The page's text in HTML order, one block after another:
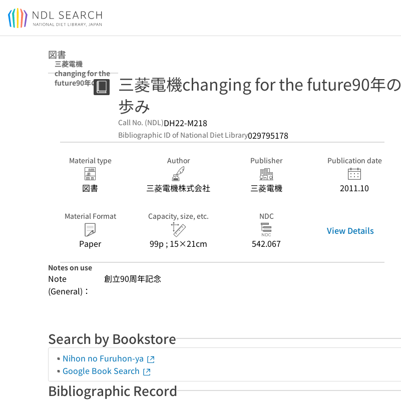
Jump to main content
図書
三菱電機
changing for the
future90年の歩
三菱電機changing for the future90年の
歩み
Call No. (NDL)DH22-M218
Bibliographic ID of National Diet Library029795178
Material type
図書
Author
三菱電機株式会社
Publisher
三菱電機
Publication date
2011.10
Material Format
Paper
Capacity, size, etc.
99p ; 15×21cm
NDC
542.067
View Details
Notes on use
Note
(General)：
創立90周年記念
Search by Bookstore
Nihon no Furuhon-ya
Google Book Search
Bibliographic Record